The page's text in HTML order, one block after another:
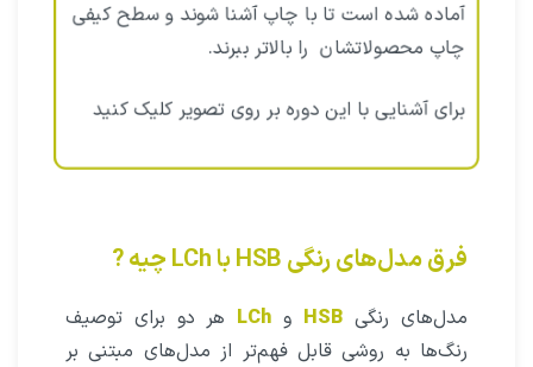
آماده شده است تا با چاپ آشنا شوند و سطح کیفی
چاپ محصولاتشان را بالاتر ببرند.
برای آشنایی با این دوره بر روی تصویر کلیک کنید
فرق مدل‌های رنگی HSB با LCh چیه ?
مدل‌های رنگی HSB و LCh هر دو برای توصیف
رنگ‌ها به روشی قابل فهم‌تر از مدل‌های مبتنی بر